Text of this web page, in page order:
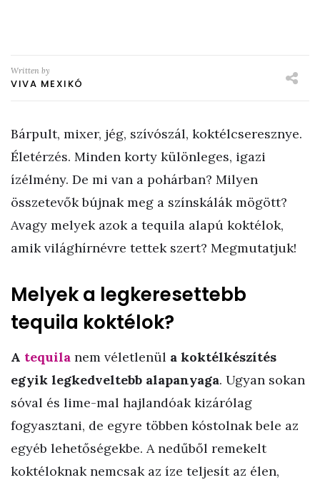
Written by
VIVA MEXIKÓ
Bárpult, mixer, jég, szívószál, koktélcseresznye.
Életérzés. Minden korty különleges, igazi
ízélmény. De mi van a pohárban? Milyen
összetevők bújnak meg a színskálák mögött?
Avagy melyek azok a tequila alapú koktélok,
amik világhírnévre tettek szert? Megmutatjuk!
Melyek a legkeresettebb
tequila koktélok?
A tequila nem véletlenül a koktélkészítés
egyik legkedveltebb alapanyaga. Ugyan sokan
sóval és lime-mal hajlandóak kizárólag
fogyasztani, de egyre többen kóstolnak bele az
egyéb lehetőségekbe. A nedűből remekelt
koktéloknak nemcsak az íze teljesít az élen,